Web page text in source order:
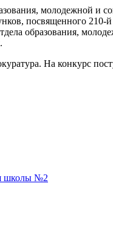
молодежной и
посвященного
образования,
На конкурс
школы №2